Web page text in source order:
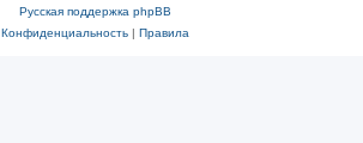
Русская поддержка phpBB
Конфиденциальность| Правила